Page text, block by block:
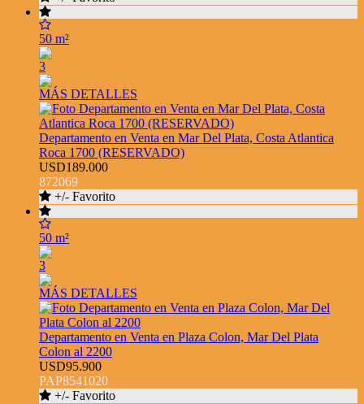
50 m²
3
MÁS DETALLES
Departamento en Venta en Mar Del Plata, Costa Atlantica
Roca 1700 (RESERVADO)
USD189.000
872069
+/- Favorito
50 m²
3
MÁS DETALLES
Departamento en Venta en Plaza Colon, Mar Del Plata
Colon al 2200
USD95.900
PAP8541020
+/- Favorito